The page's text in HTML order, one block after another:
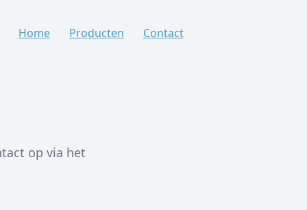
Home Producten Contact
op via het